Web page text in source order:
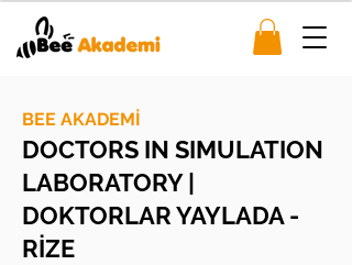
BEE AKADEMİ
DOCTORS IN SIMULATION
LABORATORY |
DOKTORLAR YAYLADA -
RİZE